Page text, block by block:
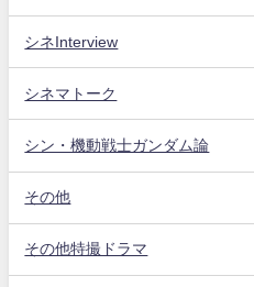
シネInterview
シネマトーク
シン・機動戦士ガンダム論
その他
その他特撮ドラマ